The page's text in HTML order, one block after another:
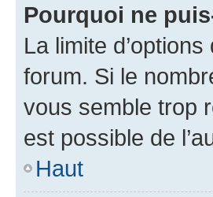
Pourquoi ne
La limite
forum. Si le
vous semble trop
est possible de
Haut